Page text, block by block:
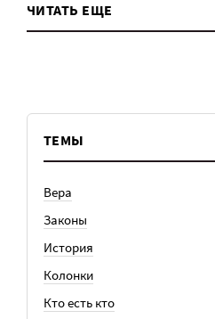
ЧИТАТЬ ЕЩЕ
ТЕМЫ
Вера
Законы
История
Колонки
Кто есть кто